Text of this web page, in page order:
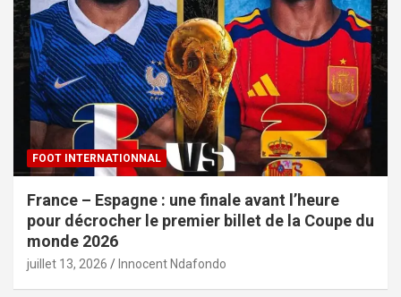
FOOT INTERNATIONNAL
France – Espagne : une finale avant l’heure
pour décrocher le premier billet de la Coupe du
monde 2026
juillet 13, 2026 Innocent Ndafondo